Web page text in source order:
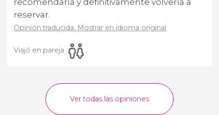
recomendaría y definitivamente volvería a
reservar.
Opinión traducida. Mostrar en idioma original
Viajó en pareja
Ver todas las opiniones